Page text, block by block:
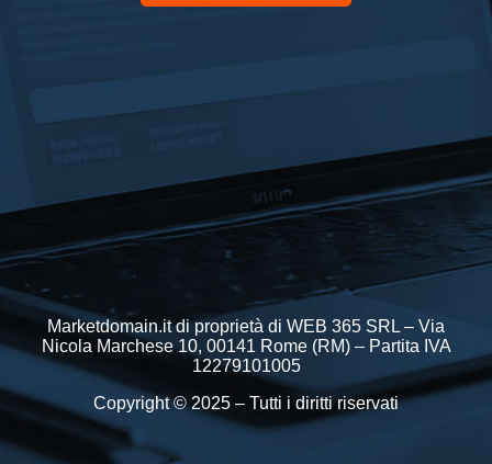
Marketdomain.it di proprietà di WEB 365 SRL – Via
Nicola Marchese 10, 00141 Rome (RM) – Partita IVA
12279101005
Copyright © 2025 – Tutti i diritti riservati